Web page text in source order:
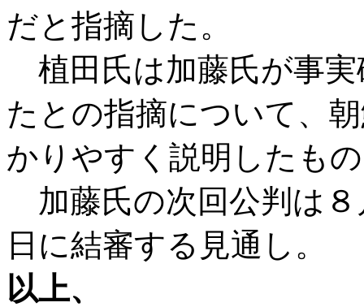
だと指摘した。
植田氏は加藤氏が事
たとの指摘について、
かりやすく説明したも
加藤氏の次回公判は８
日に結審する見通し。
以上、